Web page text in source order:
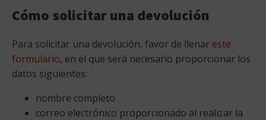
Cómo solicitar una devolución
Para solicitar una devolución, favor de llenar este
formulario, en el que será necesario proporcionar los
datos siguientes:
nombre completo
correo electrónico proporcionado al realizar la